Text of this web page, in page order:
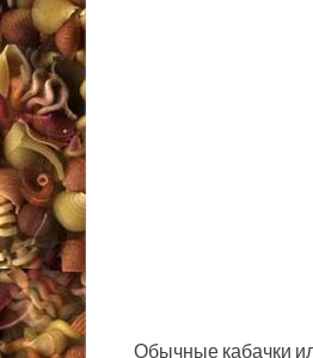
Обычные кабачки